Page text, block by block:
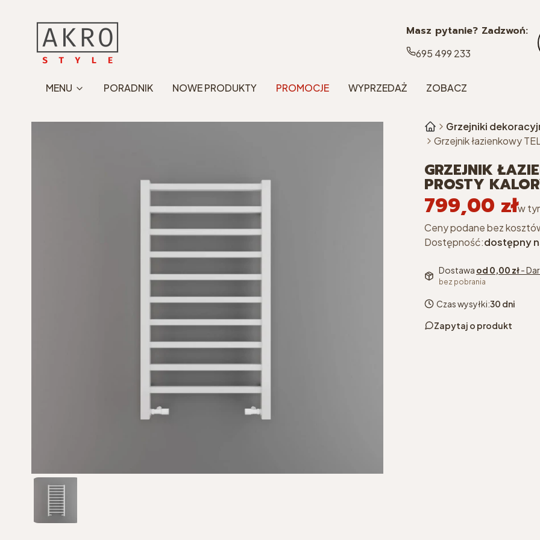
Masz pytanie? Zadzwoń:
695 499 233
MENU PORADNIK NOWE PRODUKTY PROMOCJE WYPRZEDAŻ ZOBACZ
Grzejniki
Grzejnik łazienkowy
GRZEJNIK
PROSTY
Cena
799,00 złw
w
Ceny podane bez
Dostępność:dostępny
Dostawa od 0,00 zł-
bez pobrania
Czas wysyłki:30 dni
Zapytaj o produkt